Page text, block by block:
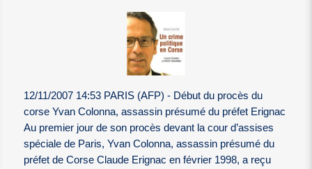
12/11/2007 14:53 PARIS (AFP) - Début du procès du
corse Yvan Colonna, assassin présumé du préfet Erignac
Au premier jour de son procès devant la cour d’assises
spéciale de Paris, Yvan Colonna, assassin présumé du
préfet de Corse Claude Erignac en février 1998, a reçu